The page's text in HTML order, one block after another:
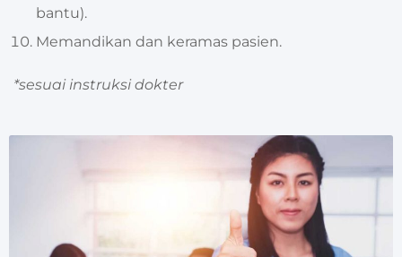
bantu).
Memandikan dan keramas pasien.
*sesuai instruksi dokter